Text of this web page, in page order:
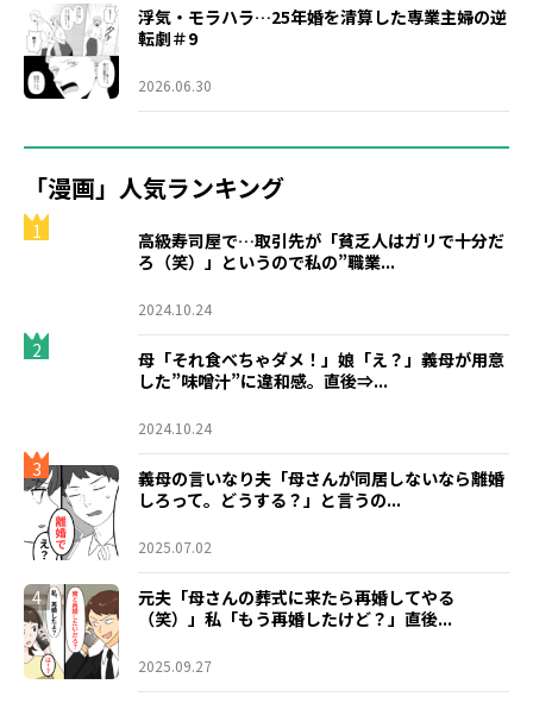
浮気・モラハラ…25年婚を清算した専業主婦の逆
転劇＃9
2026.06.30
「漫画」人気ランキング
1
高級寿司屋で…取引先が「貧乏人はガリで十分だ
ろ（笑）」というので私の”職業...
2024.10.24
2
母「それ食べちゃダメ！」娘「え？」義母が用意
した”味噌汁”に違和感。直後⇒...
2024.10.24
3
義母の言いなり夫「母さんが同居しないなら離婚
しろって。どうする？」と言うの...
2025.07.02
4
元夫「母さんの葬式に来たら再婚してやる
（笑）」私「もう再婚したけど？」直後...
2025.09.27